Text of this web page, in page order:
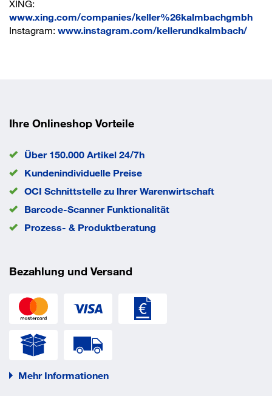
XING:
www.xing.com/companies/keller%26kalmbachgmbh
Instagram: www.instagram.com/kellerundkalmbach/
Ihre Onlineshop Vorteile
Über 150.000 Artikel 24/7h
Kundenindividuelle Preise
OCI Schnittstelle zu lhrer Warenwirtschaft
Barcode-Scanner Funktionalität
Prozess- & Produktberatung
Bezahlung und Versand
Mehr Informationen